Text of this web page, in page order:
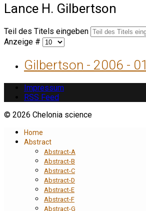
Lance H. Gilbertson
Teil des Titels eingeben
Anzeige #
Gilbertson - 2006 - 01
Impressum
RSS Feed
© 2026 Chelonia science
Home
Abstract
Abstract-A
Abstract-B
Abstract-C
Abstract-D
Abstract-E
Abstract-F
Abstract-G